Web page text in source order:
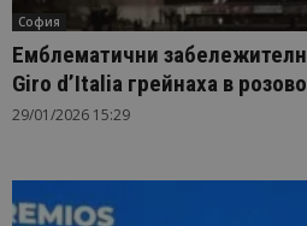
София
Емблематични
Giro d’Italia грейнаха в
29/01/2026 15:29